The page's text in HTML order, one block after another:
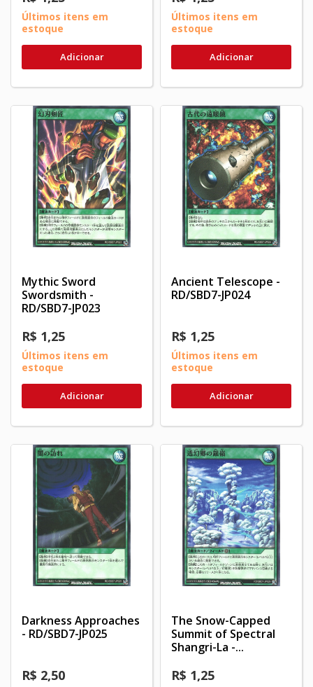
Últimos itens em
estoque
Adicionar
Últimos itens em
estoque
Adicionar
Mythic Sword
Swordsmith -
RD/SBD7-JP023
R$ 1,25
Últimos itens em
estoque
Adicionar
Ancient Telescope -
RD/SBD7-JP024
R$ 1,25
Últimos itens em
estoque
Adicionar
Darkness Approaches
- RD/SBD7-JP025
R$ 2,50
The Snow-Capped
Summit of Spectral
Shangri-La -...
R$ 1,25